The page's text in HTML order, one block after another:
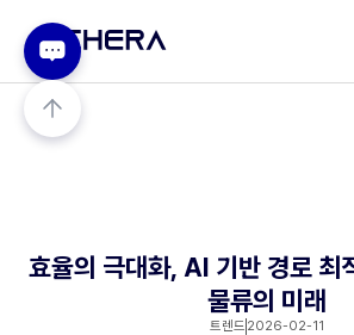
효율의 극대화, AI 기반 경로 최
물류의 미래
트렌드 2026-02-11